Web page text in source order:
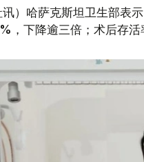
讯）哈萨克斯坦卫生部表
，下降逾三倍；术后存活